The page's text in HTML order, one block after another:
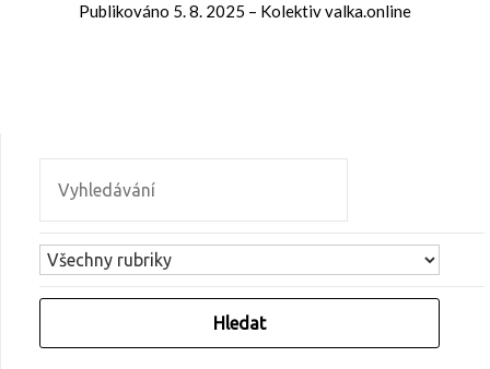
Publikováno 5. 8. 2025 – Kolektiv valka.online